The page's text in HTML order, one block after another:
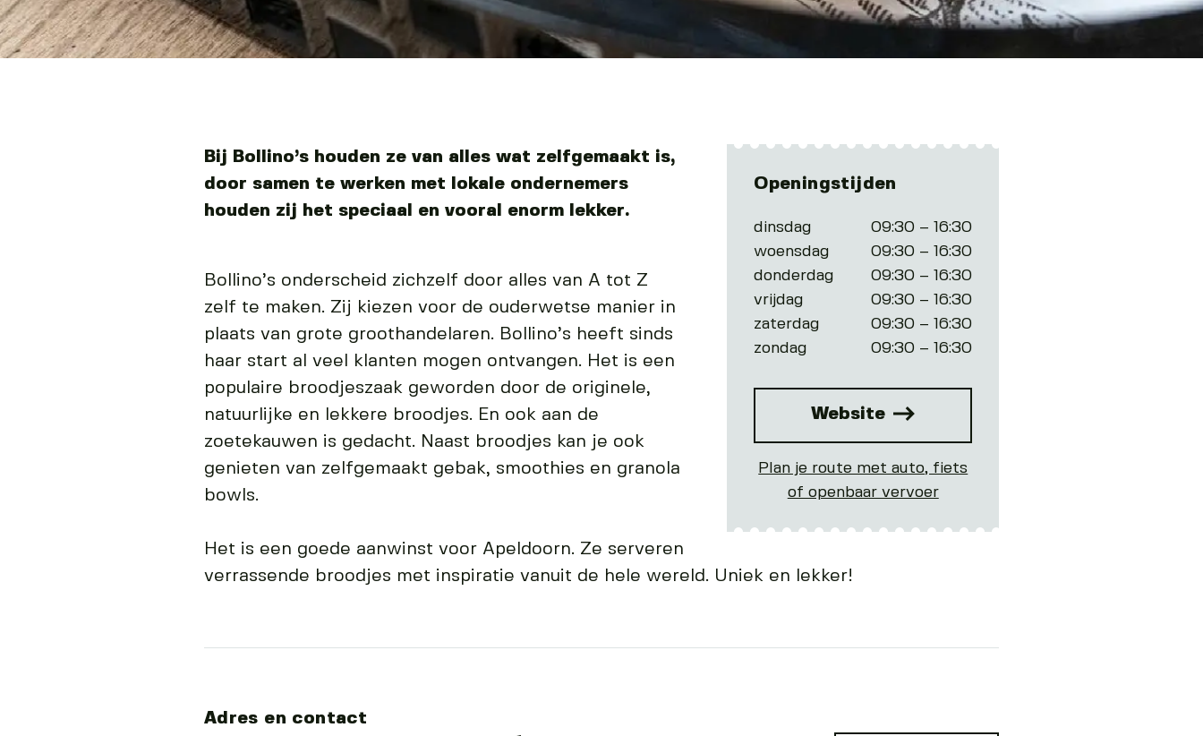
Openingstijden
dinsdag
09:30 – 16:30
woensdag
09:30 – 16:30
donderdag
09:30 – 16:30
vrijdag
09:30 – 16:30
zaterdag
09:30 – 16:30
zondag
09:30 – 16:30
Website
Plan je route met auto, fiets
of openbaar vervoer
Bij Bollino’s houden ze van alles wat zelfgemaakt is,
door samen te werken met lokale ondernemers
houden zij het speciaal en vooral enorm lekker.
Bollino’s onderscheid zichzelf door alles van A tot Z
zelf te maken. Zij kiezen voor de ouderwetse manier in
plaats van grote groothandelaren. Bollino’s heeft sinds
haar start al veel klanten mogen ontvangen. Het is een
populaire broodjeszaak geworden door de originele,
natuurlijke en lekkere broodjes. En ook aan de
zoetekauwen is gedacht. Naast broodjes kan je ook
genieten van zelfgemaakt gebak, smoothies en granola
bowls.
Het is een goede aanwinst voor Apeldoorn. Ze serveren
verrassende broodjes met inspiratie vanuit de hele wereld. Uniek en lekker!
Adres en contact